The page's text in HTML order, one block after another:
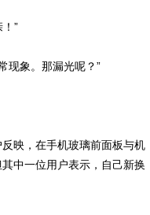
”
象。那漏光呢？”
映，在手机玻璃前面板与机
中一位用户表示，自己新换